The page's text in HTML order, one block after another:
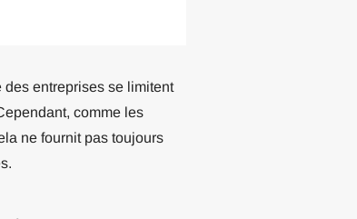
entreprises se limitent
comme les
ne fournit pas toujours